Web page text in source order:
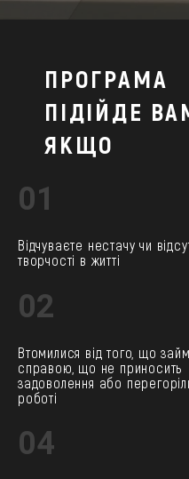
ПРОГРАМА
ПІДІЙДЕ
ЯКЩО
01
Відчуваєте нестачу чи
творчості в житті
02
Втомилися від того, що
справою, що не приносить
задоволення або
роботі
04